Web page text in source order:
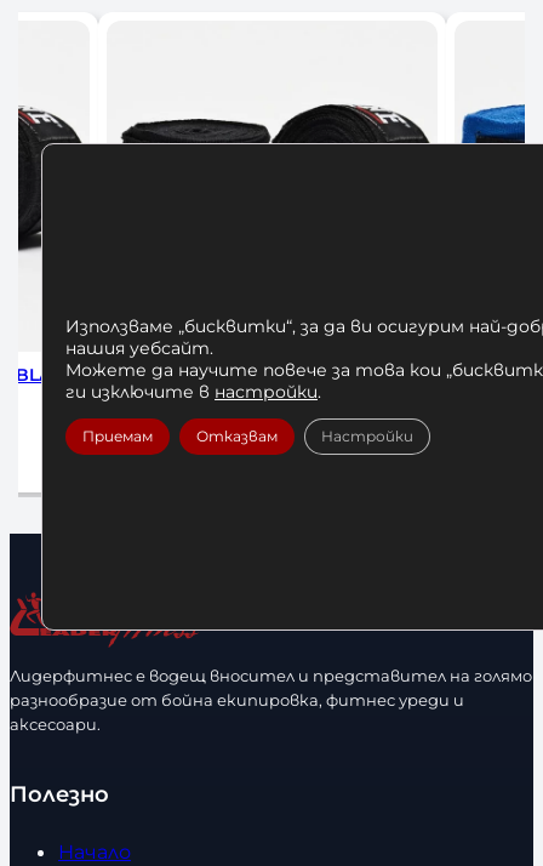
Бинтове за Бокс Leone Blue 350 см
Добавяне в количката
Бинтове
Лидерфитнес е водещ вносител и представител на голямо
разнообразие от бойна екипировка, фитнес уреди и
аксесоари.
Полезно
Начало
Използваме „бисквитки“, за да ви осигурим най-
нашия уебсайт.
Можете да научите повече за това кои
ги изключите в настройки.
Приемам Отказвам Настройки